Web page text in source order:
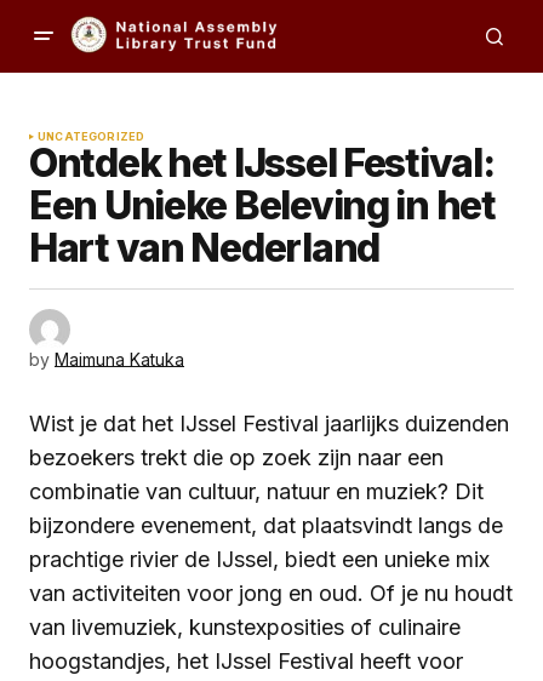
UNCATEGORIZED
Ontdek het IJssel Festival:
Een Unieke Beleving in het
Hart van Nederland
by Maimuna Katuka
Wist je dat het IJssel Festival jaarlijks duizenden
bezoekers trekt die op zoek zijn naar een
combinatie van cultuur, natuur en muziek? Dit
bijzondere evenement, dat plaatsvindt langs de
prachtige rivier de IJssel, biedt een unieke mix
van activiteiten voor jong en oud. Of je nu houdt
van livemuziek, kunstexposities of culinaire
hoogstandjes, het IJssel Festival heeft voor